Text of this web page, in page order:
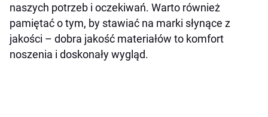
naszych potrzeb i oczekiwań. Warto również
pamiętać o tym, by stawiać na marki słynące z
jakości – dobra jakość materiałów to komfort
noszenia i doskonały wygląd.